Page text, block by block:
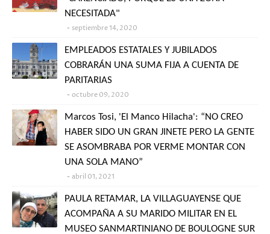
NECESITADA"
septiembre 14, 2020
EMPLEADOS ESTATALES Y JUBILADOS
COBRARÁN UNA SUMA FIJA A CUENTA DE
PARITARIAS
octubre 09, 2020
Marcos Tosi, 'El Manco Hilacha': “NO CREO
HABER SIDO UN GRAN JINETE PERO LA GENTE
SE ASOMBRABA POR VERME MONTAR CON
UNA SOLA MANO”
abril 01, 2021
PAULA RETAMAR, LA VILLAGUAYENSE QUE
ACOMPAÑA A SU MARIDO MILITAR EN EL
MUSEO SANMARTINIANO DE BOULOGNE SUR